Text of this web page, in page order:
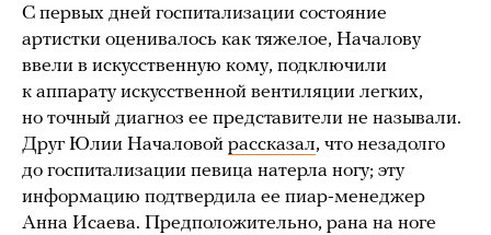
С первых дней госпитализации состояние
артистки оценивалось как тяжелое, Началову
ввели в искусственную кому, подключили
к аппарату искусственной вентиляции легких,
но точный диагноз ее представители не называли.
Друг Юлии Началовой рассказал, что незадолго
до госпитализации певица натерла ногу; эту
информацию подтвердила ее пиар-менеджер
Анна Исаева. Предположительно, рана на ноге